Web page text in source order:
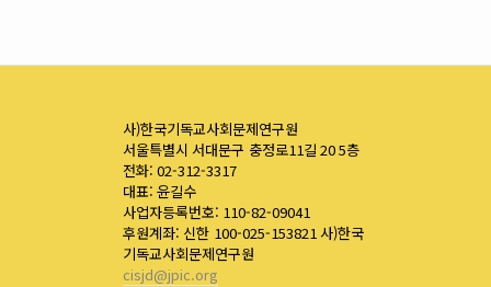
사)한국기독교사회문제연구원
서울특별시 서대문구 충정로11길 20 5층
전화: 02-312-3317
대표: 윤길수
사업자등록번호: 110-82-09041
후원계좌: 신한 100-025-153821 사)한국
기독교사회문제연구원
cisjd@jpic.org